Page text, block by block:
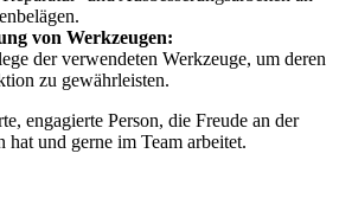
von Werkzeugen:
der verwendeten Werkzeuge, um deren
zu gewährleisten.
engagierte Person, die Freude an der
und gerne im Team arbeitet.